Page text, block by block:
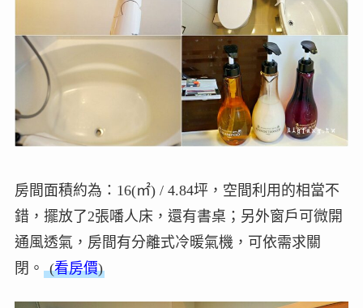
房間面積約為：16(㎡) / 4.84坪，空間利用的相當不
錯，擺放了2張噃人床，還有書桌；另外窗戶可微開
通風透氣，房間有分離式冷暖氣機，可依需求關
閉。 (看房價)